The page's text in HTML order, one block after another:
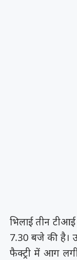
भिलाई तीन
7.30 बजे की है।
फैक्ट्री में आग